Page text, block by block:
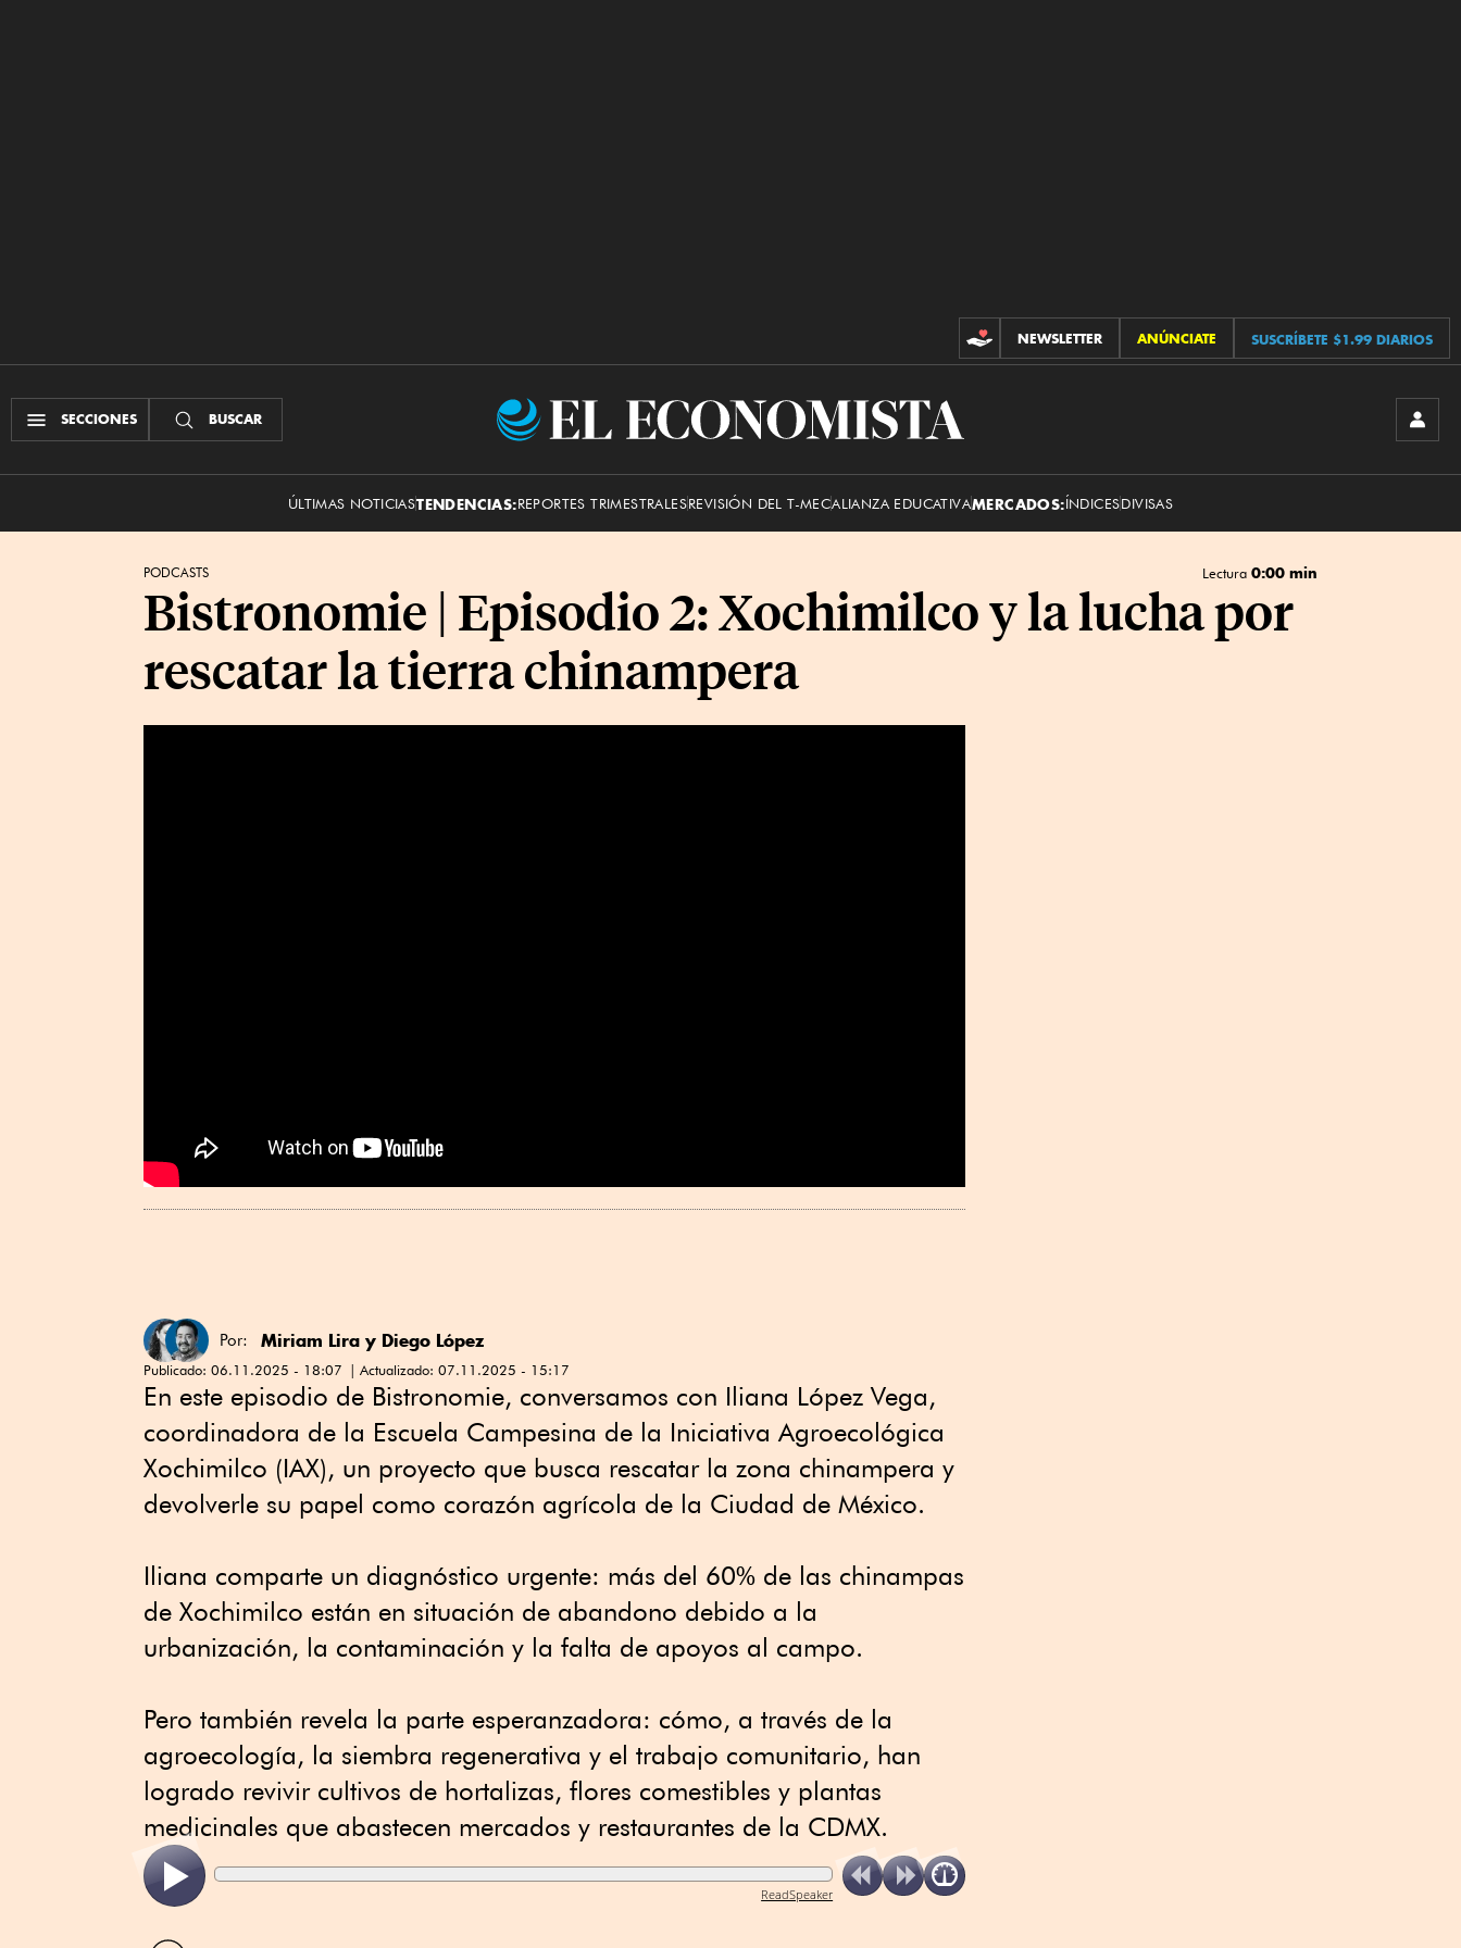
CONTRIBUCIONES
NEWSLETTER ANÚNCIATE SUSCRÍBETE $1.99 DIARIOS
SECCIONES BUSCAR
El
ÚLTIMAS NOTICIASTENDENCIAS:REPORTES TRIMESTRALESREVISIÓN DEL T-MECALIANZA EDUCATIVAMERCADOS:ÍNDICESDIVISAS
PODCASTS Lectura 0:00 min
Bistronomie | Episodio 2: Xochimilco y la lucha por
rescatar la tierra chinampera
Por: Miriam Lira y Diego López
Publicado: 06.11.2025 - 18:07 Actualizado: 07.11.2025 - 15:17
En este episodio de Bistronomie, conversamos con Iliana López Vega,
coordinadora de la Escuela Campesina de la Iniciativa Agroecológica
Xochimilco (IAX), un proyecto que busca rescatar la zona chinampera y
devolverle su papel como corazón agrícola de la Ciudad de México.
Iliana comparte un diagnóstico urgente: más del 60% de las chinampas
de Xochimilco están en situación de abandono debido a la
urbanización, la contaminación y la falta de apoyos al campo.
Pero también revela la parte esperanzadora: cómo, a través de la
agroecología, la siembra regenerativa y el trabajo comunitario, han
logrado revivir cultivos de hortalizas, flores comestibles y plantas
medicinales que abastecen mercados y restaurantes de la CDMX.
ReadSpeaker
Compartir